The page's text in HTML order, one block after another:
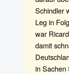
Schindler
Leg in
war
damit
in Sachen